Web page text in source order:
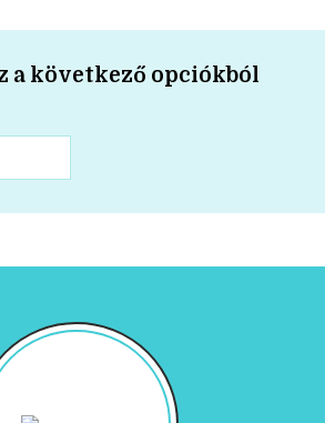
a következő opciókból